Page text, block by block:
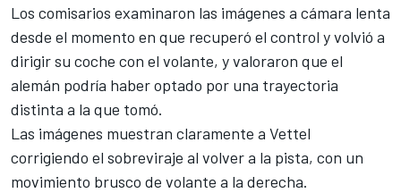
Los comisarios examinaron las imágenes a cámara lenta
desde el momento en que recuperó el control y volvió a
dirigir su coche con el volante, y valoraron que el
alemán podría haber optado por una trayectoria
distinta a la que tomó.
Las imágenes muestran claramente a Vettel
corrigiendo el sobreviraje al volver a la pista, con un
movimiento brusco de volante a la derecha.